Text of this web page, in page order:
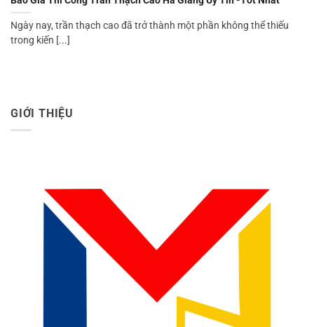
Ngày nay, trần thạch cao đã trở thành một phần không thể thiếu
trong kiến [...]
GIỚI THIỆU